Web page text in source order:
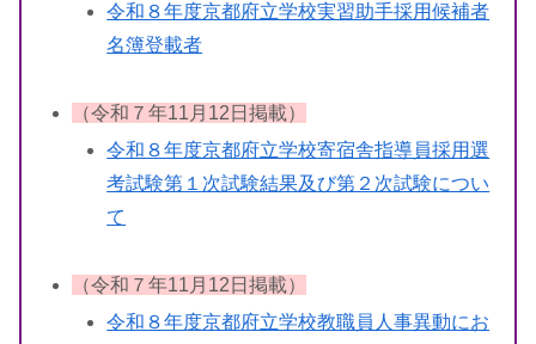
令和８年度京都府立学校実習助手採用候補者
名簿登載者
（令和７年11月12日掲載）
令和８年度京都府立学校寄宿舎指導員採用選
考試験第１次試験結果及び第２次試験につい
て
（令和７年11月12日掲載）
令和８年度京都府立学校教職員人事異動にお